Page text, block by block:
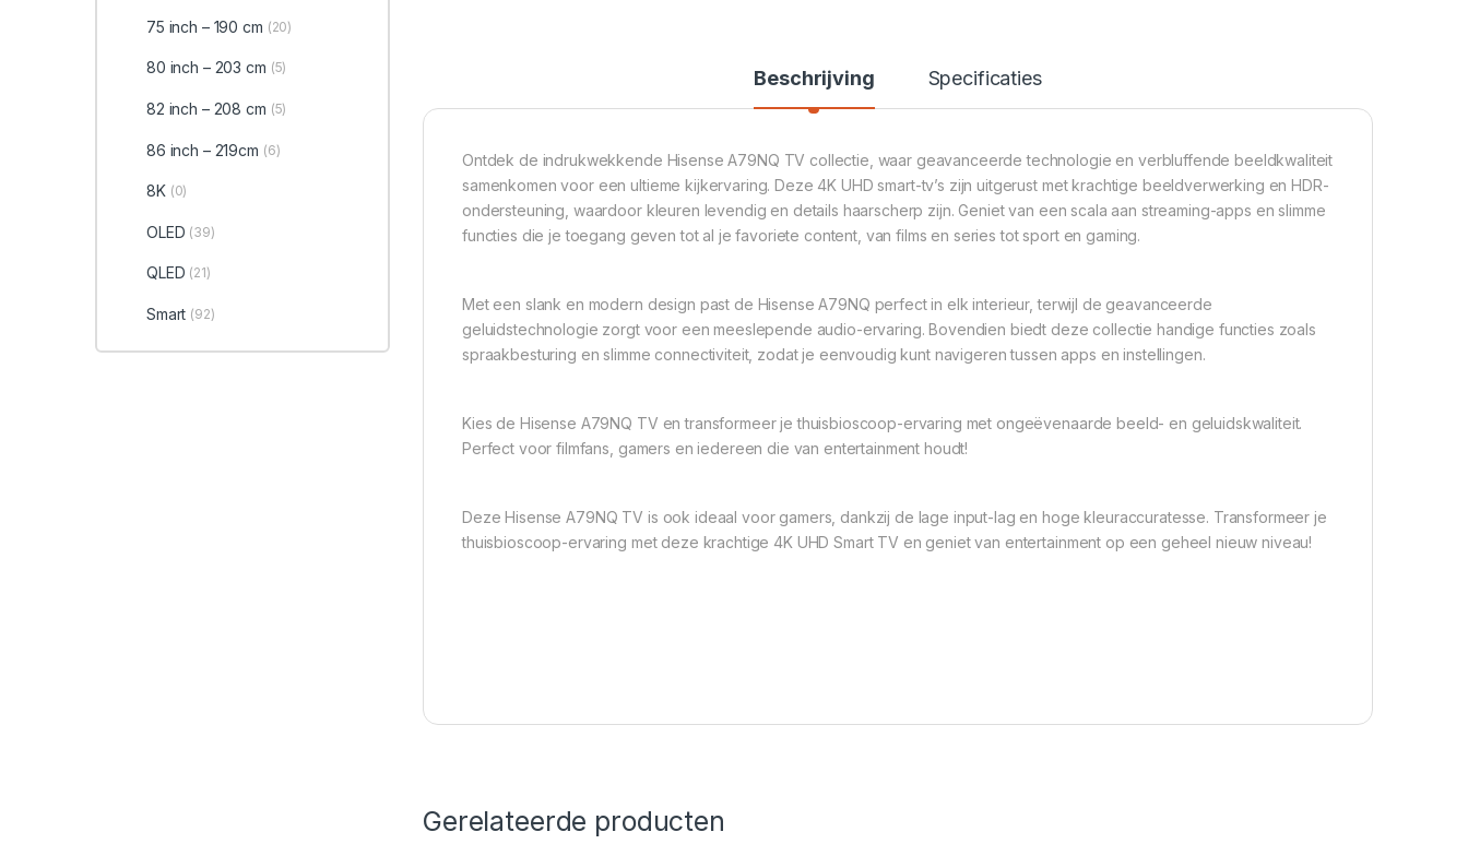
Beschrijving Specificaties
Ontdek de indrukwekkende Hisense A79NQ TV collectie, waar geavanceerde technologie en verbluffende beeldkwaliteit
samenkomen voor een ultieme kijkervaring. Deze 4K UHD smart-tv’s zijn uitgerust met krachtige beeldverwerking en HDR-
ondersteuning, waardoor kleuren levendig en details haarscherp zijn. Geniet van een scala aan streaming-apps en slimme
functies die je toegang geven tot al je favoriete content, van films en series tot sport en gaming.
Met een slank en modern design past de Hisense A79NQ perfect in elk interieur, terwijl de geavanceerde
geluidstechnologie zorgt voor een meeslepende audio-ervaring. Bovendien biedt deze collectie handige functies zoals
spraakbesturing en slimme connectiviteit, zodat je eenvoudig kunt navigeren tussen apps en instellingen.
Kies de Hisense A79NQ TV en transformeer je thuisbioscoop-ervaring met ongeëvenaarde beeld- en geluidskwaliteit.
Perfect voor filmfans, gamers en iedereen die van entertainment houdt!
Deze Hisense A79NQ TV is ook ideaal voor gamers, dankzij de lage input-lag en hoge kleuraccuratesse. Transformeer je
thuisbioscoop-ervaring met deze krachtige 4K UHD Smart TV en geniet van entertainment op een geheel nieuw niveau!
Gerelateerde producten
75 inch – 190 cm (20)
80 inch – 203 cm (5)
82 inch – 208 cm (5)
86 inch – 219cm (6)
8K (0)
OLED (39)
QLED (21)
Smart (92)